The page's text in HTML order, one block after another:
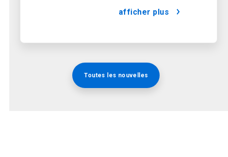
préoccupations liées
consommateurs
afficher plus
Toutes les nouvelles